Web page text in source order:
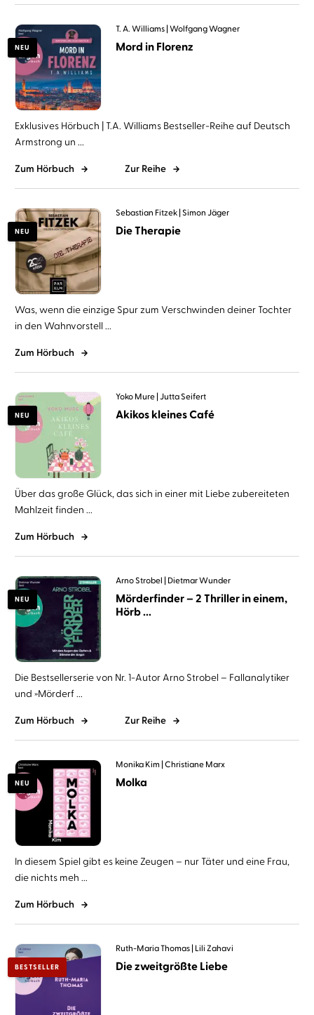
NEU
T. A. Williams Wolfgang Wagner
Mord in Florenz
Exklusives Hörbuch | T.A. Williams Bestseller-Reihe auf Deutsch
Armstrong un ...
Zum Hörbuch Zur Reihe
NEU
Sebastian Fitzek Simon Jäger
Die Therapie
Was, wenn die einzige Spur zum Verschwinden deiner Tochter
in den Wahnvorstell ...
Zum Hörbuch
NEU
Yoko Mure Jutta Seifert
Akikos kleines Café
Über das große Glück, das sich in einer mit Liebe zubereiteten
Mahlzeit finden ...
Zum Hörbuch
NEU
Arno Strobel Dietmar Wunder
Mörderfinder – 2 Thriller in einem,
Hörb ...
Die Bestsellerserie von Nr. 1-Autor Arno Strobel – Fallanalytiker
und »Mörderf ...
Zum Hörbuch Zur Reihe
NEU
Monika Kim Christiane Marx
Molka
In diesem Spiel gibt es keine Zeugen – nur Täter und eine Frau,
die nichts meh ...
Zum Hörbuch
BESTSELLER
Ruth-Maria Thomas Lili Zahavi
Die zweitgrößte Liebe